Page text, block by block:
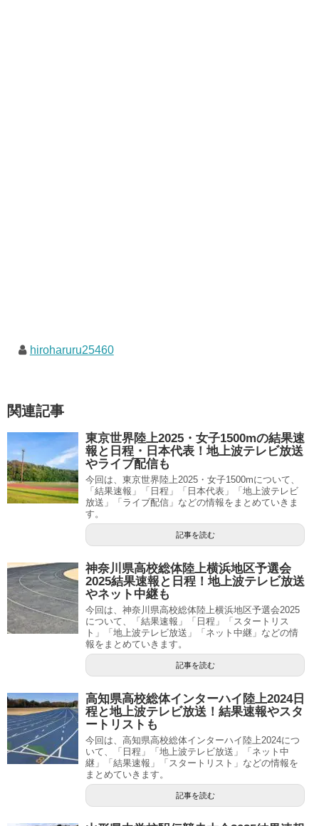
hiroharuru25460
関連記事
東京世界陸上2025・女子1500mの結果速
報と日程・日本代表！地上波テレビ放送
やライブ配信も
今回は、東京世界陸上2025・女子1500mについて、
「結果速報」「日程」「日本代表」「地上波テレビ
放送」「ライブ配信」などの情報をまとめていきま
す。
記事を読む
神奈川県高校総体陸上横浜地区予選会
2025結果速報と日程！地上波テレビ放送
やネット中継も
今回は、神奈川県高校総体陸上横浜地区予選会2025
について、「結果速報」「日程」「スタートリス
ト」「地上波テレビ放送」「ネット中継」などの情
報をまとめていきます。
記事を読む
高知県高校総体インターハイ陸上2024日
程と地上波テレビ放送！結果速報やスタ
ートリストも
今回は、高知県高校総体インターハイ陸上2024につ
いて、「日程」「地上波テレビ放送」「ネット中
継」「結果速報」「スタートリスト」などの情報を
まとめていきます。
記事を読む